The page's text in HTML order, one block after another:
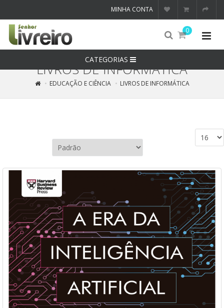
MINHA CONTA
0
CATEGORIAS
LIVROS DE INFORMÁTICA
EDUCAÇÃO E CIÊNCIA LIVROS DE INFORMÁTICA